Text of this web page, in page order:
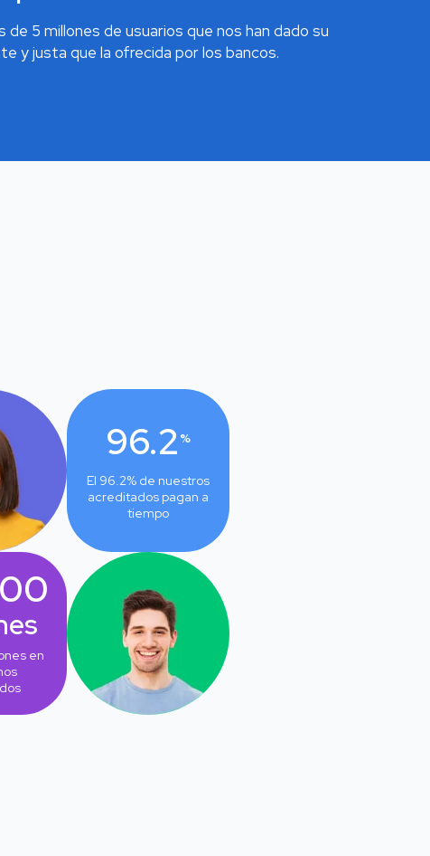
5 millones de usuarios que nos han dado su
y justa que la ofrecida por los bancos.
en
96.2 %
El 96.2% de nuestros
acreditados pagan a
tiempo